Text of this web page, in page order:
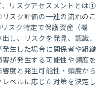
リスクアセスメントとは①
リスク評価の一連の流れのこ
リスク特定で保護資産（機
し、リスクを発見、認識、
生した場合に関係者や組織
が発生する可能性や頻度を
響度と発生可能性・頻度から
ベルに応じた対策を決定し